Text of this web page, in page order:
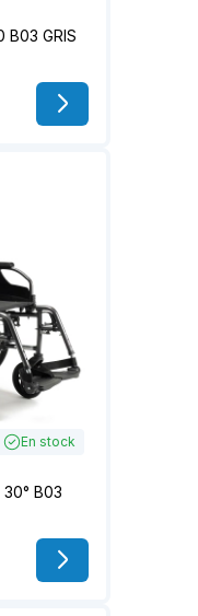
B03 GRIS
En stock
30° B03